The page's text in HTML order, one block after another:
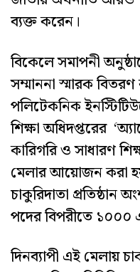
ব্যক্ত করেন।
বিকেলে সমাপনী
সম্মাননা স্মারক
পলিটেকনিক
শিক্ষা অধিদপ্তরের
কারিগরি ও সাধারণ
মেলার আয়োজন করা
চাকুরিদাতা প্রতিষ্ঠান
পদের বিপরীতে
দিনব্যাপী এই মেলায়